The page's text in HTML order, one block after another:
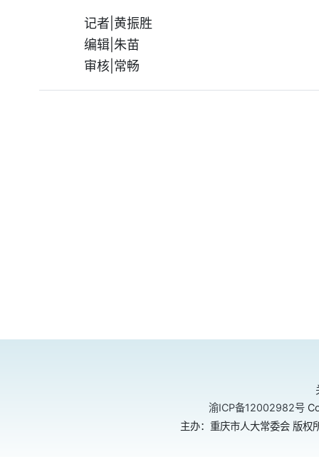
记者|黄振胜
编辑|朱苗
审核|常畅
渝ICP备12002982号
主办：重庆市人大常委会 版